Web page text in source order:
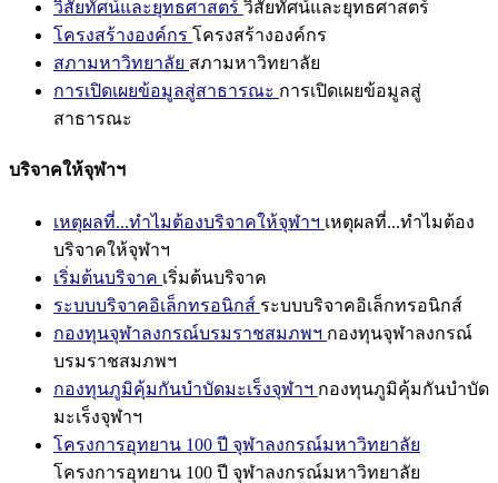
วิสัยทัศน์และยุทธศาสตร์ วิสัยทัศน์และยุทธศาสตร์
โครงสร้างองค์กร โครงสร้างองค์กร
สภามหาวิทยาลัย สภามหาวิทยาลัย
การเปิดเผยข้อมูลสู่สาธารณะ การเปิดเผยข้อมูลสู่
สาธารณะ
บริจาคให้จุฬาฯ
เหตุผลที่...ทำไมต้องบริจาคให้จุฬาฯ เหตุผลที่...ทำไมต้อง
บริจาคให้จุฬาฯ
เริ่มต้นบริจาค เริ่มต้นบริจาค
ระบบบริจาคอิเล็กทรอนิกส์ ระบบบริจาคอิเล็กทรอนิกส์
กองทุนจุฬาลงกรณ์บรมราชสมภพฯ กองทุนจุฬาลงกรณ์
บรมราชสมภพฯ
กองทุนภูมิคุ้มกันบำบัดมะเร็งจุฬาฯ กองทุนภูมิคุ้มกันบำบัด
มะเร็งจุฬาฯ
โครงการอุทยาน 100 ปี จุฬาลงกรณ์มหาวิทยาลัย
โครงการอุทยาน 100 ปี จุฬาลงกรณ์มหาวิทยาลัย